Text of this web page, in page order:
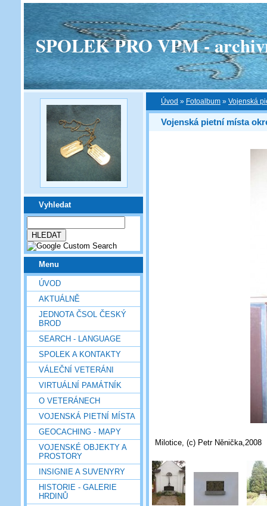
SPOLEK PRO VPM -
Vyhledat
Menu
ÚVOD
AKTUÁLNĚ
JEDNOTA ČSOL ČESKÝ
BROD
SEARCH - LANGUAGE
SPOLEK A KONTAKTY
VÁLEČNÍ VETERÁNI
VIRTUÁLNÍ PAMÁTNÍK
O VETERÁNECH
VOJENSKÁ PIETNÍ MÍSTA
GEOCACHING - MAPY
VOJENSKÉ OBJEKTY A
PROSTORY
INSIGNIE A SUVENYRY
HISTORIE - GALERIE
HRDINŮ
Úvod » Fotoalbum » Vojenská
Vojenská pietní místa
Milotice, (c) Petr Něnička,2008